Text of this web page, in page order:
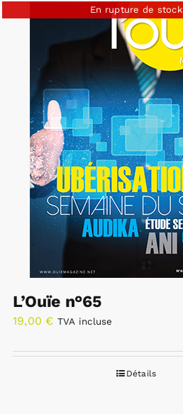
En rupture de stock
L’Ouïe n°65
19,00 € TVA incluse
Détails